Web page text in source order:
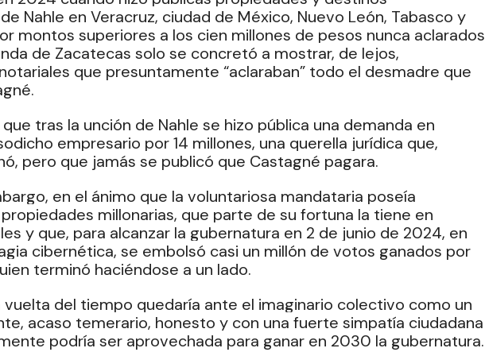
Nahle en Veracruz, ciudad de México, Nuevo León, Tabasco y
montos superiores a los cien millones de pesos nunca aclarados
de Zacatecas solo se concretó a mostrar, de lejos,
que presuntamente “aclaraban” todo el desmadre que
tras la unción de Nahle se hizo pública una demanda en
empresario por 14 millones, una querella jurídica que,
pero que jamás se publicó que Castagné pagara.
en el ánimo que la voluntariosa mandataria poseía
millonarias, que parte de su fortuna la tiene en
y que, para alcanzar la gubernatura en 2 de junio de 2024, en
cibernética, se embolsó casi un millón de votos ganados por
terminó haciéndose a un lado.
vuelta del tiempo quedaría ante el imaginario colectivo como un
acaso temerario, honesto y con una fuerte simpatía ciudadana
podría ser aprovechada para ganar en 2030 la gubernatura.